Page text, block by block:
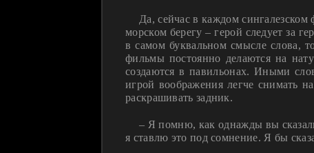
Да, сейчас в каждом
морском берегу – герой следует за
в самом буквальном смысле слова,
фильмы постоянно делаются на
создаются в павильонах. Иными
игрой воображения легче снимать
раскрашивать задник.
– Я помню, как однажды вы
я ставлю это под сомнение. Я бы